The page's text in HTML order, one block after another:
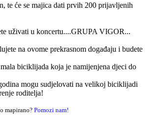
te će se majica dati prvih 200 prijavljenih
uživati u koncertu....GRUPA VIGOR...
na ovome prekrasnom događaju i budete
biciklijada koja je namijenjena djeci do
mogu sudjelovati na velikoj biciklijadi
roditelja!
mapirano?Pomozi nam!